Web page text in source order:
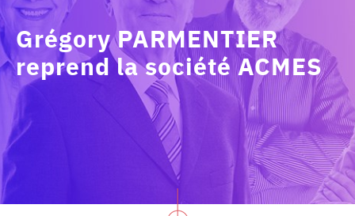
Grégory PARMENTIER
reprend la société ACMES